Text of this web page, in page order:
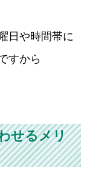
日や時間帯に
すから
せるメリ